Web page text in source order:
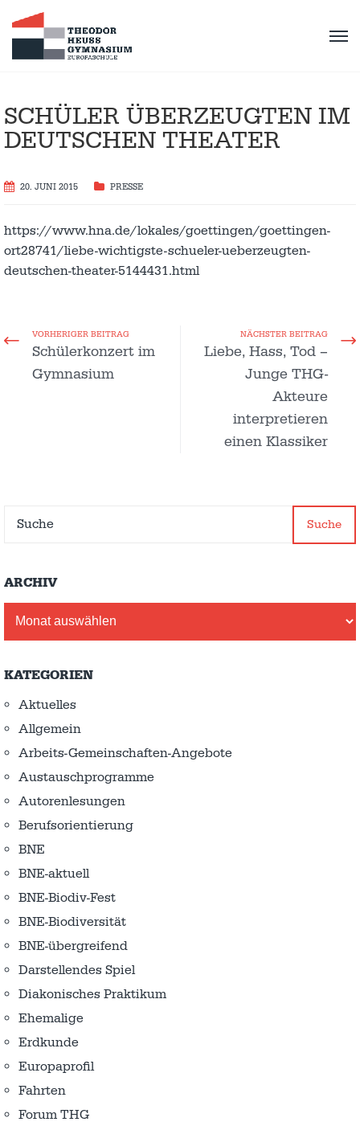
SCHÜLER ÜBERZEUGTEN IM
DEUTSCHEN THEATER
20. JUNI 2015 PRESSE
https://www.hna.de/lokales/goettingen/goettingen-
ort28741/liebe-wichtigste-schueler-ueberzeugten-
deutschen-theater-5144431.html
VORHERIGER BEITRAG
Schülerkonzert im
Gymnasium
NÄCHSTER BEITRAG
Liebe, Hass, Tod –
Junge THG-
Akteure
interpretieren
einen Klassiker
Suche
ARCHIV
KATEGORIEN
Aktuelles
Allgemein
Arbeits-Gemeinschaften-Angebote
Austausch­programme
Autorenlesungen
Berufsorientierung
BNE
BNE-aktuell
BNE-Biodiv-Fest
BNE-Biodiversität
BNE-übergreifend
Darstellendes Spiel
Diakonisches Praktikum
Ehemalige
Erdkunde
Europaprofil
Fahrten
Forum THG